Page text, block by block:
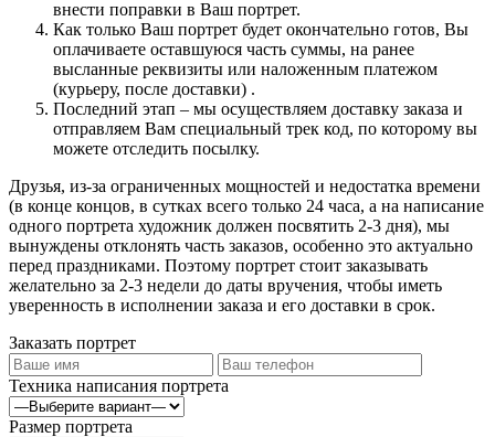
внести поправки в Ваш портрет.
Как только Ваш портрет будет окончательно готов, Вы
оплачиваете оставшуюся часть суммы, на ранее
высланные реквизиты или наложенным платежом
(курьеру, после доставки) .
Последний этап – мы осуществляем доставку заказа и
отправляем Вам специальный трек код, по которому вы
можете отследить посылку.
Друзья, из-за ограниченных мощностей и недостатка времени
(в конце концов, в сутках всего только 24 часа, а на написание
одного портрета художник должен посвятить 2-3 дня), мы
вынуждены отклонять часть заказов, особенно это актуально
перед праздниками. Поэтому портрет стоит заказывать
желательно за 2-3 недели до даты вручения, чтобы иметь
уверенность в исполнении заказа и его доставки в срок.
Заказать портрет
Техника написания портрета
Размер портрета